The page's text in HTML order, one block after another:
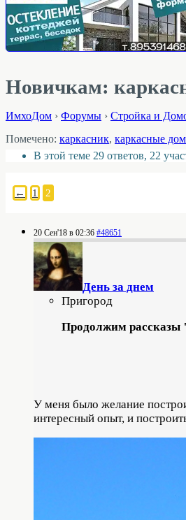
Новичкам:
ИмхоДом › Форумы › Стройка и
Помечено: каркасник, каркасные
В этой теме 29 ответов, 22
← 1 2
20 Сен'18 в 02:36 #48651
День за днем
Пригород
Продолжим рассказы
У меня было желание
интересный опыт, и